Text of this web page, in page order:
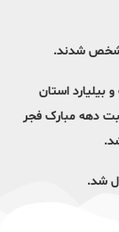
مشخص شدند.
بیلیارد استان
دهه مبارک فجر
شد‌‌.